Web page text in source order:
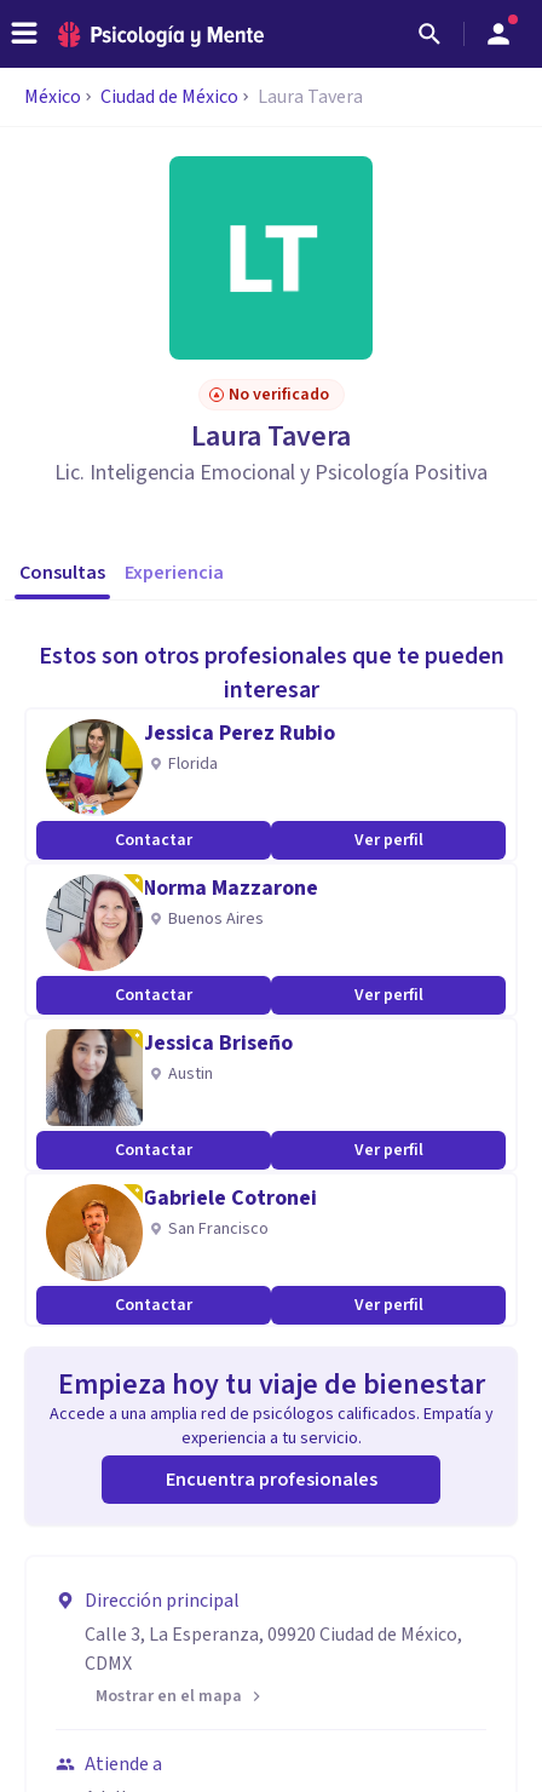
México Ciudad de México Laura Tavera
No verificado
Laura Tavera
Lic. Inteligencia Emocional y Psicología Positiva
Consultas Experiencia
Estos son otros profesionales que te pueden
interesar
Jessica Perez Rubio
Florida
Contactar Ver perfil
Norma Mazzarone
Buenos Aires
Contactar Ver perfil
Jessica Briseño
Austin
Contactar Ver perfil
Gabriele Cotronei
San Francisco
Contactar Ver perfil
Empieza hoy tu viaje de bienestar
Accede a una amplia red de psicólogos calificados. Empatía y
experiencia a tu servicio.
Encuentra profesionales
Dirección principal
Calle 3, La Esperanza, 09920 Ciudad de México,
CDMX
Mostrar en el mapa
Atiende a